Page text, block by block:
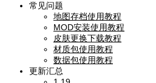
常见问题
地图存档使用教程
MOD安装使用教程
皮肤更换下载教程
材质包使用教程
数据包使用教程
更新汇总